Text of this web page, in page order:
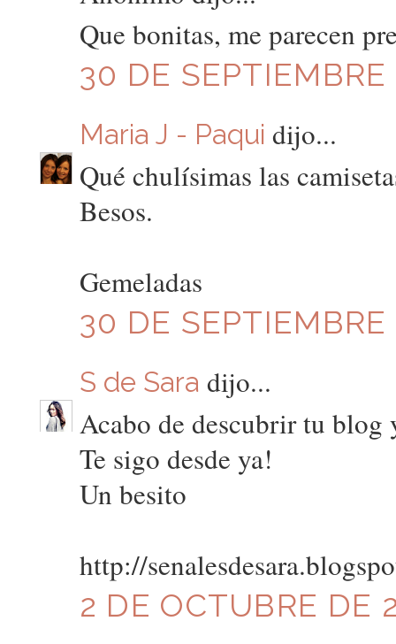
Que bonitas, me parecen
30 DE
Maria J - Paqui dijo...
Qué chulísimas las
Besos.
Gemeladas
30 DE
S de Sara dijo...
Acabo de descubrir tu blog
Te sigo desde ya!
Un besito
http://
2 DE OCTUBRE DE